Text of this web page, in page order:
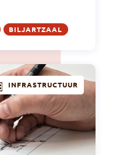
BILJARTZAAL
INFRASTRUCTUUR